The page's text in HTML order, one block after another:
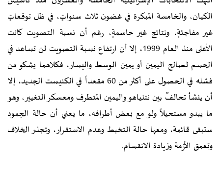
الكيان، والخامسة المبكرة في غضون ثلاث سنواتٍ، في ظل توقعاتٍ
غير مفاجئةٍ، ونتائج غير حاسمةٍ، رغم أن نسبة التصويت كانت
الأعلى منذ العام 1999، إلا أن ارتفاع نسبة التصويت لن تساعد في
الحسم لصالح اليمين أو يمين الوسط واليسار، فكلاهما يشكو من
فشله في الحصول على أكثر من 60 مقعداً في الكنيست الجديد، إلا
أن ينشأ تحالفٌ بين نتنياهو واليمين المتطرف ومعسكر التغيير، وهو
ما يبدو مستحيلاً ولو مع بعض أطرافه، ما يعني أن حالة الجمود
ستبقى قائمة، ومعها حالة التخبط وعدم الاستقرار، وتجذر الخلاف
وتعمق الأزمة وزيادة الانقسام.